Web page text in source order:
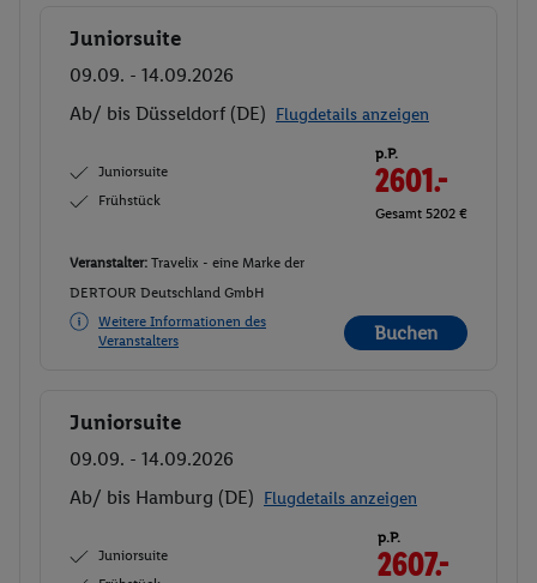
Buchen
Juniorsuite
09.09. - 14.09.2026
Ab/ bis Düsseldorf (DE) Flugdetails anzeigen
Juniorsuite
Frühstück
p.P.
2601.-
Gesamt 5202 €
Veranstalter: Travelix - eine Marke der
DERTOUR Deutschland GmbH
Weitere Informationen des
Veranstalters
Buchen
Buchen
Juniorsuite
09.09. - 14.09.2026
Ab/ bis Hamburg (DE) Flugdetails anzeigen
Juniorsuite
p.P.
2607.-